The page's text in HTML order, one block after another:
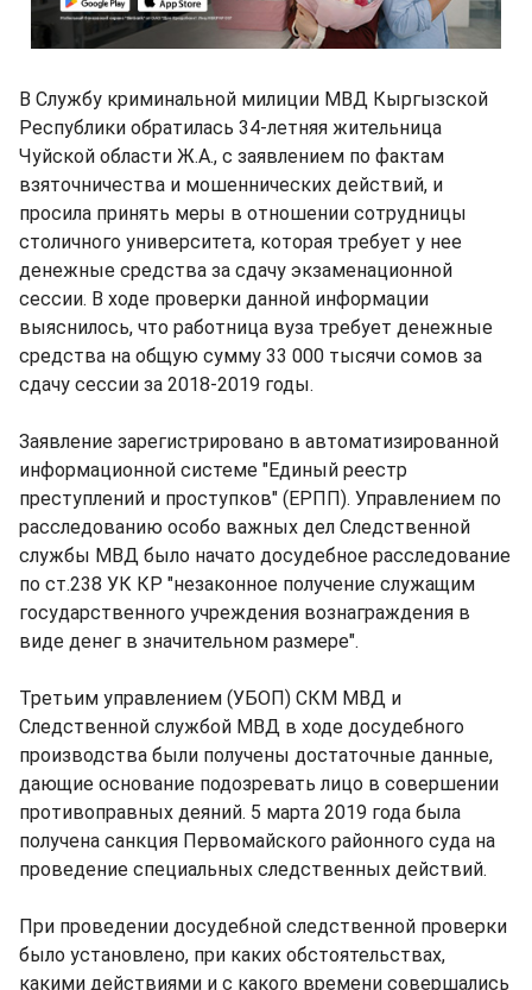
В Службу криминальной милиции МВД Кыргызской
Республики обратилась 34-летняя жительница
Чуйской области Ж.А., с заявлением по фактам
взяточничества и мошеннических действий, и
просила принять меры в отношении сотрудницы
столичного университета, которая требует у нее
денежные средства за сдачу экзаменационной
сессии. В ходе проверки данной информации
выяснилось, что работница вуза требует денежные
средства на общую сумму 33 000 тысячи сомов за
сдачу сессии за 2018-2019 годы.
Заявление зарегистрировано в автоматизированной
информационной системе "Единый реестр
преступлений и проступков" (ЕРПП). Управлением по
расследованию особо важных дел Следственной
службы МВД было начато досудебное расследование
по ст.238 УК КР "незаконное получение служащим
государственного учреждения вознаграждения в
виде денег в значительном размере".
Третьим управлением (УБОП) СКМ МВД и
Следственной службой МВД в ходе досудебного
производства были получены достаточные данные,
дающие основание подозревать лицо в совершении
противоправных деяний. 5 марта 2019 года была
получена санкция Первомайского районного суда на
проведение специальных следственных действий.
При проведении досудебной следственной проверки
было установлено, при каких обстоятельствах,
какими действиями и с какого времени совершались